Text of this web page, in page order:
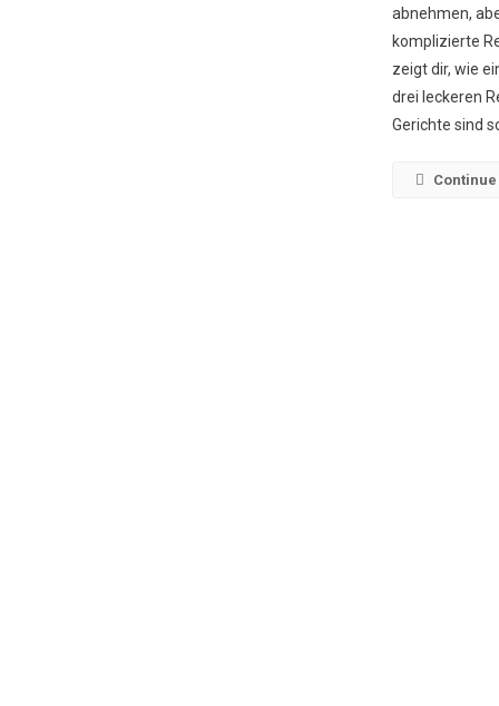
abnehmen,
komplizierte
zeigt dir, wie
drei leckeren
Gerichte sind